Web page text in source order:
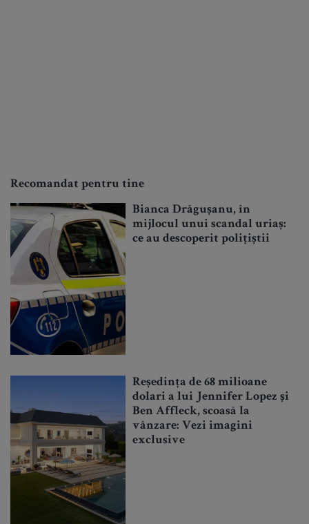
Recomandat pentru tine
Bianca Drăgușanu, în
mijlocul unui scandal uriaș:
ce au descoperit polițiștii
Reședința de 68 milioane
dolari a lui Jennifer Lopez și
Ben Affleck, scoasă la
vânzare: Vezi imagini
exclusive